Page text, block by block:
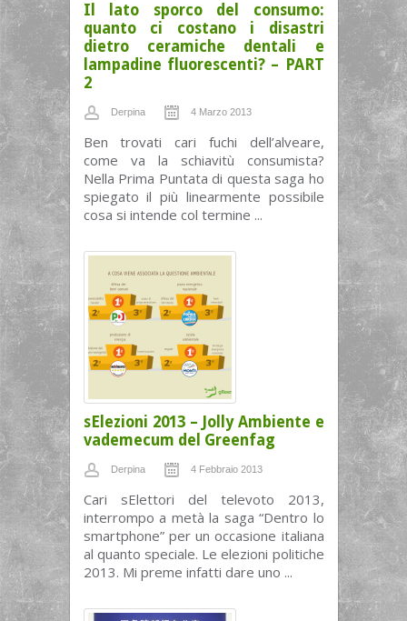
Il lato sporco del consumo:
quanto ci costano i disastri
dietro ceramiche dentali e
lampadine fluorescenti? – PART
2
Derpina 4 Marzo 2013
Ben trovati cari fuchi dell’alveare,
come va la schiavitù consumista?
Nella Prima Puntata di questa saga ho
spiegato il più linearmente possibile
cosa si intende col termine ...
sElezioni 2013 – Jolly Ambiente e
vademecum del Greenfag
Derpina 4 Febbraio 2013
Cari sElettori del televoto 2013,
interrompo a metà la saga “Dentro lo
smartphone” per un occasione italiana
al quanto speciale. Le elezioni politiche
2013. Mi preme infatti dare uno ...